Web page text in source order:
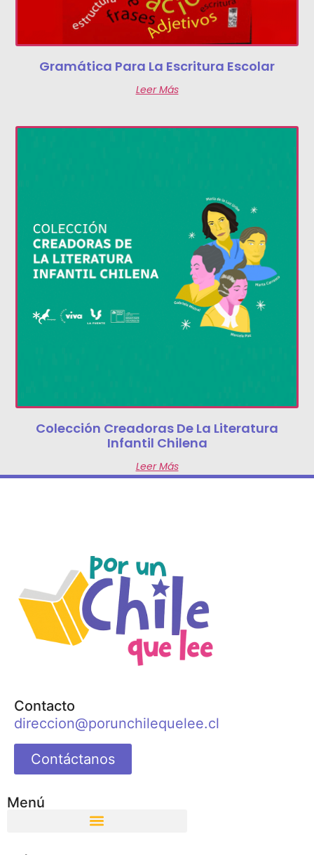
Gramática Para La Escritura Escolar
Leer Más
Colección Creadoras De La Literatura
Infantil Chilena
Leer Más
Contacto
direccion@porunchilequelee.cl
Contáctanos
Menú